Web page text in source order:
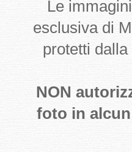
Le
esclusiva di
protetti dalla
NON
foto in